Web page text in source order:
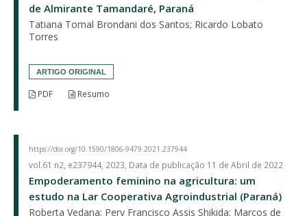
de Almirante Tamandaré, Paraná
Tatiana Tomal Brondani dos Santos; Ricardo Lobato
Torres
ARTIGO ORIGINAL
PDF Resumo
https://doi.org/10.1590/1806-9479.2021.237944
vol.61 n2, e237944, 2023, Data de publicação 11 de Abril de 2022
Empoderamento feminino na agricultura: um
estudo na Lar Cooperativa Agroindustrial (Paraná)
Roberta Vedana; Pery Francisco Assis Shikida; Marcos de